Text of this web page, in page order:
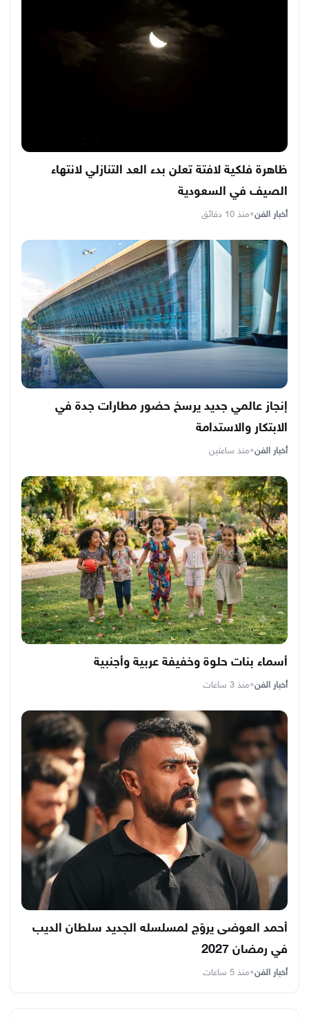
ظاهرة فلكية لافتة تعلن بدء العد التنازلي لانتهاء
الصيف في السعودية
أخبار الفن•منذ 10 دقائق
إنجاز عالمي جديد يرسخ حضور مطارات جدة في
الابتكار والاستدامة
أخبار الفن•منذ ساعتين
أسماء بنات حلوة وخفيفة عربية وأجنبية
أخبار الفن•منذ 3 ساعات
أحمد العوضى يروّج لمسلسله الجديد سلطان الديب
في رمضان 2027
أخبار الفن•منذ 5 ساعات